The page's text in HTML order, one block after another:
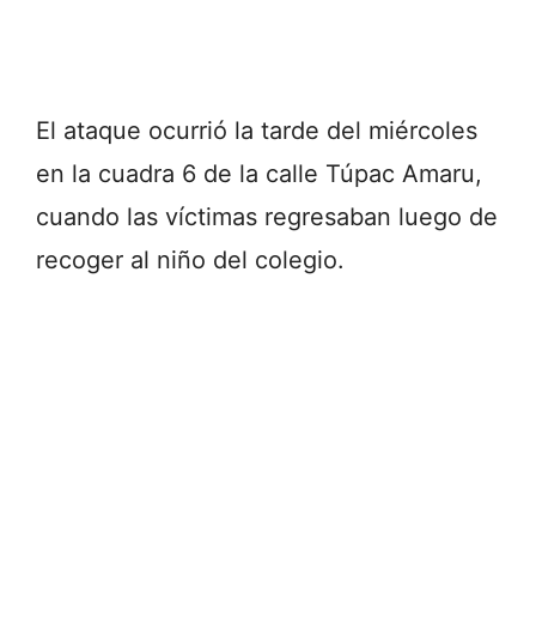
El ataque ocurrió la tarde del miércoles
en la cuadra 6 de la calle Túpac Amaru,
cuando las víctimas regresaban luego de
recoger al niño del colegio.